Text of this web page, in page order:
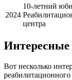
2024
10-летний
центра
Вот несколько